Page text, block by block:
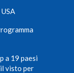
a 19 paesi
visto per